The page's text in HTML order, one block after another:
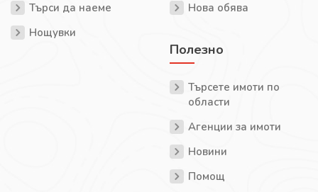
Търси да наеме
Нощувки
Нова обява
Полезно
Търсете имоти по
области
Агенции за имоти
Новини
Помощ